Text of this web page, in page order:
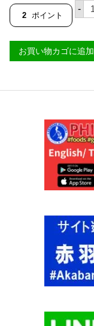
2 ポイント
- シ
ー
ア
ッ
プ
リ
テ
ィ
ー
3
5
5
m
l
2
】
個
お買い物カゴに追加